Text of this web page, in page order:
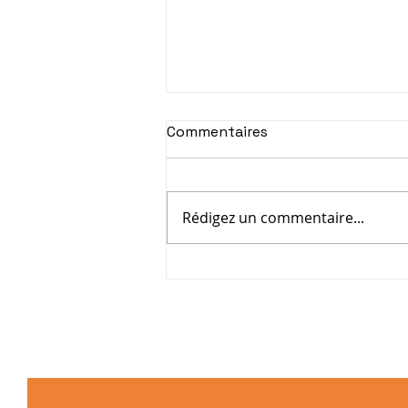
Commentaires
Rédigez un commentaire...